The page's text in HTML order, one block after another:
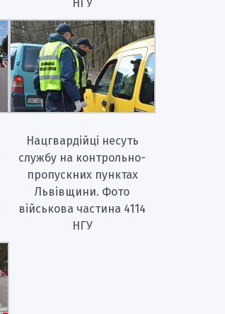
НГУ
Нацгвардійці несуть
службу на контрольно-
пропускних пунктах
Львівщини. Фото
військова частина 4114
НГУ